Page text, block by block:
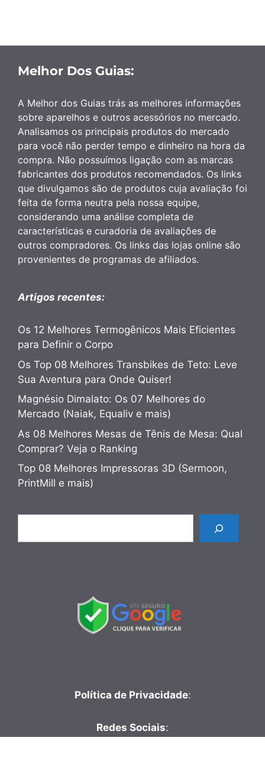
Melhor Dos Guias:
A Melhor dos Guias trás as melhores informações
sobre aparelhos e outros acessórios no mercado.
Analisamos os principais produtos do mercado
para você não perder tempo e dinheiro na hora da
compra. Não possuímos ligação com as marcas
fabricantes dos produtos recomendados. Os links
que divulgamos são de produtos cuja avaliação foi
feita de forma neutra pela nossa equipe,
considerando uma análise completa de
características e curadoria de avaliações de
outros compradores. Os links das lojas online são
provenientes de programas de afiliados.
Artigos recentes:
Os 12 Melhores Termogênicos Mais Eficientes
para Definir o Corpo
Os Top 08 Melhores Transbikes de Teto: Leve
Sua Aventura para Onde Quiser!
Magnésio Dimalato: Os 07 Melhores do
Mercado (Naiak, Equaliv e mais)
As 08 Melhores Mesas de Tênis de Mesa: Qual
Comprar? Veja o Ranking
Top 08 Melhores Impressoras 3D (Sermoon,
PrintMill e mais)
Política de Privacidade:
Redes Sociais: